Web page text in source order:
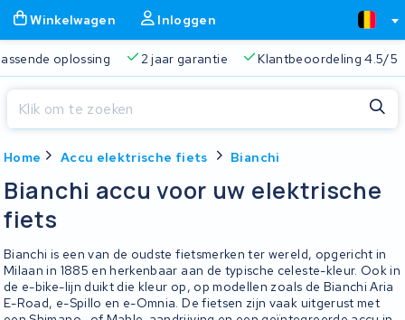
Winkelwagen Inloggen
oplossing 2 jaar garantie Klantbeoordeling 4.5/5
Home Accu elektrische fiets Bianchi
Bianchi accu voor uw elektrische
fiets
Bianchi is een van de oudste fietsmerken ter wereld, opgericht in
Milaan in 1885 en herkenbaar aan de typische celeste-kleur. Ook in
de e-bike-lijn duikt die kleur op, op modellen zoals de Bianchi Aria
E-Road, e-Spillo en e-Omnia. De fietsen zijn vaak uitgerust met
Gratis verzending Altijd een passende oplossing 2
Sluiten
Begin te typen in de zoekbalk om te zoeken